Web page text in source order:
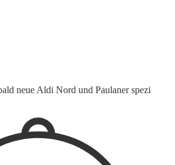
neue Aldi Nord und Paulaner spezi